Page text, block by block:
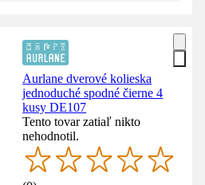
Aurlane dverové kolieska
jednoduché spodné čierne 4
kusy DE107
Tento tovar zatiaľ nikto
nehodnotil.